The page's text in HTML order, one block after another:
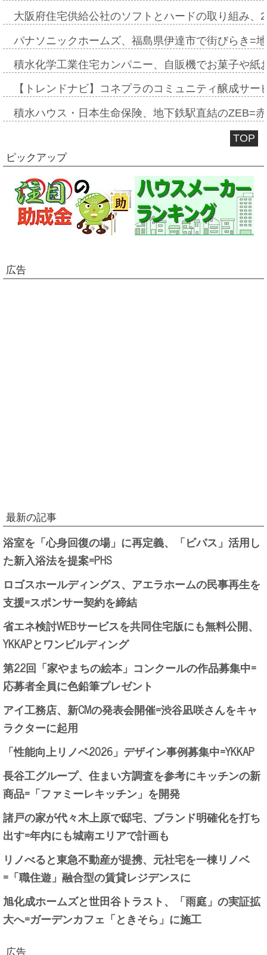
大阪府住宅供給公社のソフトとハードの取り組み
パナソニックホームズ、福島県伊達市で街びらき=
積水化学工業住宅カンパニー、自販機でお菓子や
【トレンドナビ】コネプラのコミュニティ醸成サ
積水ハウス・日本生命保険、地下鉄駅直結のZEB=
TOP
ピックアップ
広告
最新の記事
浴室を「心身回復の場」に再定義、「ビバス」活用し
た新入浴法を提案=PHS
ロゴスホールディングス、アエラホームの民事再生を
支援=スポンサー契約を締結
省エネ検討WEBサービスを共同住宅版にも無料公開、
YKKAPとワンビルディング
第22回「家やまちの絵本」コンクールの作品募集中=
応募者全員に色鉛筆プレゼント
アイ工務店、新CMの発表会開催=渋谷凪咲さんをキャ
ラクターに起用
「性能向上リノベ2026」デザイン事例募集中=YKKAP
長谷工グループ、住まい方調査を参考にキッチンの新
商品=「ファミーレキッチン」を開発
諸戸の家が代々木上原で邸宅、ブランド明確化を打ち
出す=年内にも城南エリアで計画も
リノべると東急不動産が提携、元社宅を一棟リノベ
=「職住遊」融合型の賃貸レジデンスに
旭化成ホームズと世田谷トラスト、「雨庭」の実証拡
大へ=ガーデンカフェ「ときそら」に施工
広告